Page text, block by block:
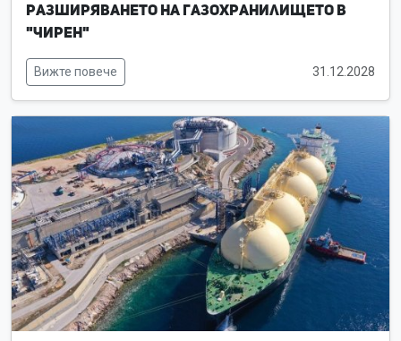
Разширяването на газохранилището в
"Чирен"
Вижте повече 31.12.2028